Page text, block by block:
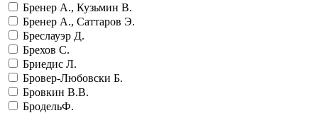
Бренер А., Кузьмин В.
Бренер А., Саттаров Э.
Бреслауэр Д.
Брехов С.
Бриедис Л.
Бровер-Любовски Б.
Бровкин В.В.
БродельФ.